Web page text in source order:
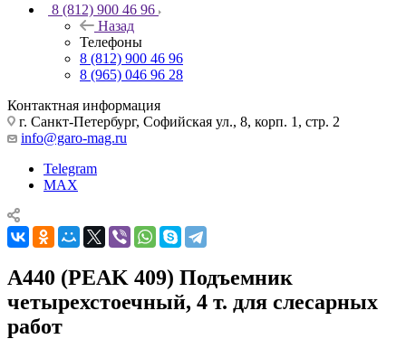
8 (812) 900 46 96
Назад
Телефоны
8 (812) 900 46 96
8 (965) 046 96 28
Контактная информация
г. Санкт-Петербург, Софийская ул., 8, корп. 1, стр. 2
info@garo-mag.ru
Telegram
MAX
A440 (PEAK 409) Подъемник
четырехстоечный, 4 т. для слесарных
работ